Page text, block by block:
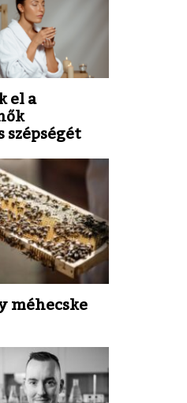
el a
szépségét
méhecske